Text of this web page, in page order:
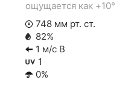
ощущается как +10°
748 мм рт. ст.
82%
1 м/с В
1
0%